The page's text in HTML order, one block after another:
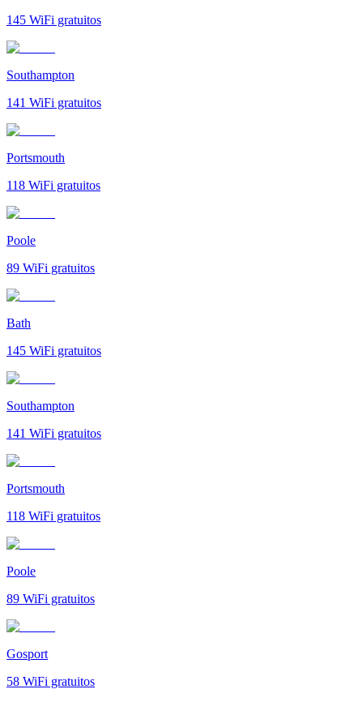
145 WiFi gratuitos
Southampton
141 WiFi gratuitos
Portsmouth
118 WiFi gratuitos
Poole
89 WiFi gratuitos
Bath
145 WiFi gratuitos
Southampton
141 WiFi gratuitos
Portsmouth
118 WiFi gratuitos
Poole
89 WiFi gratuitos
Gosport
58 WiFi gratuitos